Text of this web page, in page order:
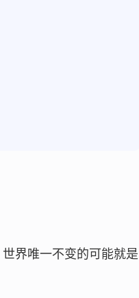
界唯一不变的可能就是